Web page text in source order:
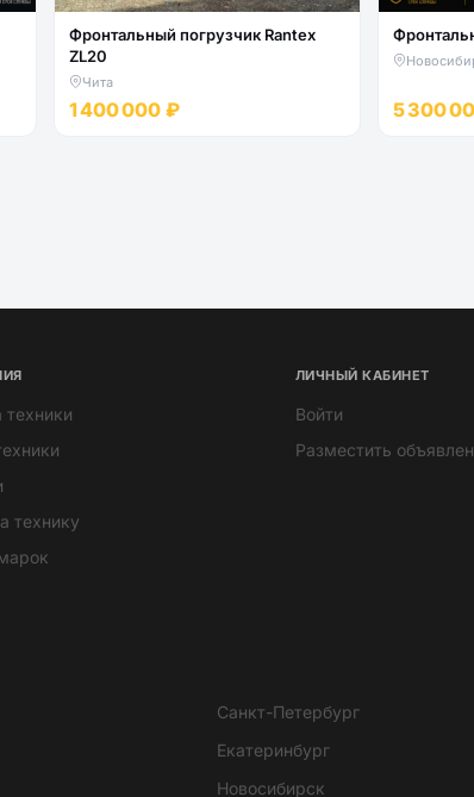
Фронтальный погрузчик Rantex
ZL20
Чита
1 400 000 ₽ 5 300
технику
ЛИЧНЫЙ КАБИНЕТ
Войти
Разместить
Санкт-Петербург
Екатеринбург
Новосибирск